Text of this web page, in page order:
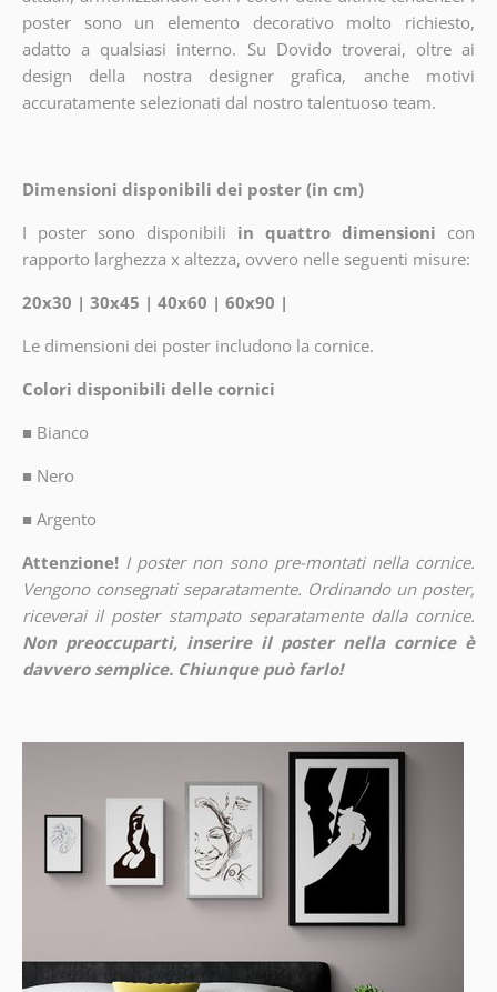
poster sono un elemento decorativo molto richiesto,
adatto a qualsiasi interno. Su Dovido troverai, oltre ai
design della nostra designer grafica, anche motivi
accuratamente selezionati dal nostro talentuoso team.
Dimensioni disponibili dei poster (in cm)
I poster sono disponibili in quattro dimensioni con
rapporto larghezza x altezza, ovvero nelle seguenti misure:
20x30 | 30x45 | 40x60 | 60x90 |
Le dimensioni dei poster includono la cornice.
Colori disponibili delle cornici
■ Bianco
■ Nero
■ Argento
Attenzione! I poster non sono pre-montati nella cornice.
Vengono consegnati separatamente. Ordinando un poster,
riceverai il poster stampato separatamente dalla cornice.
Non preoccuparti, inserire il poster nella cornice è
davvero semplice. Chiunque può farlo!